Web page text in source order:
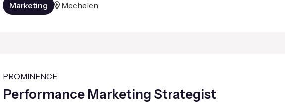
Marketing Mechelen
PROMINENCE
Performance Marketing Strategist